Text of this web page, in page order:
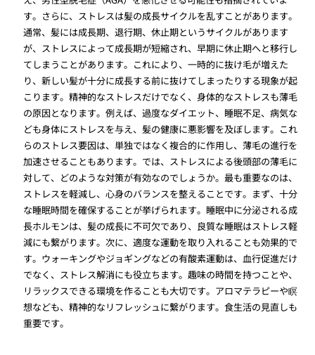
す。さらに、ストレスは髪の成長サイクルを乱すことがあります。
通常、髪には成長期、退行期、休止期というサイクルがあります
が、ストレスによって成長期が短縮され、早期に休止期へと移行し
てしまうことがあります。これにより、一時的に抜け毛が増えた
り、新しい髪が十分に成長する前に抜けてしまったりする現象が起
こります。精神的なストレスだけでなく、身体的なストレスも薄毛
の原因となります。例えば、過度なダイエット、睡眠不足、病気な
ども身体にストレスを与え、髪の健康に悪影響を及ぼします。これ
らのストレス要因は、単独ではなく複合的に作用し、薄毛の進行を
加速させることもあります。では、ストレスによる後頭部の薄毛に
対して、どのような対策が有効なのでしょうか。最も重要なのは、
ストレスを軽減し、心身のバランスを整えることです。まず、十分
な睡眠時間を確保することが挙げられます。睡眠中に分泌される成
長ホルモンは、髪の成長に不可欠であり、良質な睡眠はストレス軽
減にも繋がります。次に、適度な運動を取り入れることも効果的で
す。ウォーキングやジョギングなどの有酸素運動は、血行促進だけ
でなく、ストレス解消にも役立ちます。趣味の時間を持つことや、
リラックスできる環境を作ることも大切です。アロマテラピーや瞑
想なども、精神的なリフレッシュに繋がります。食生活の見直しも
重要です。